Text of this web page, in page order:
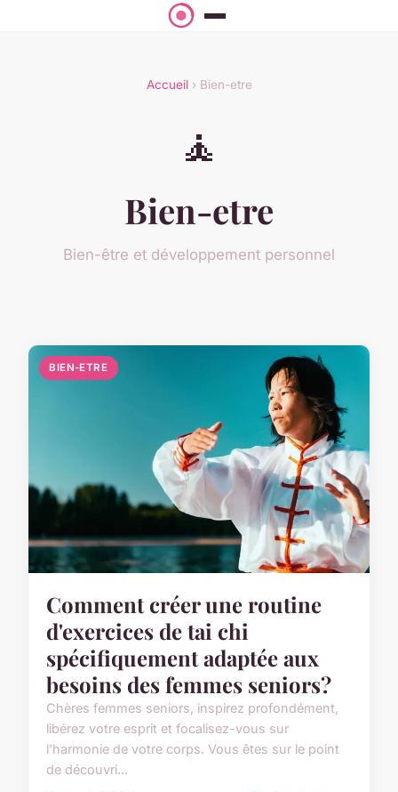
Accueil› Bien-etre
🧘
Bien-etre
Bien-être et développement personnel
BIEN-ETRE
Comment créer une routine
d'exercices de tai chi
spécifiquement adaptée aux
besoins des femmes seniors?
Chères femmes seniors, inspirez profondément,
libérez votre esprit et focalisez-vous sur
l'harmonie de votre corps. Vous êtes sur le point
de découvri...